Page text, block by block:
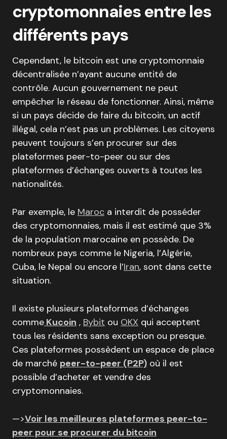
cryptomonnaies entre les
différents pays
Cependant, le bitcoin est une cryptomonnaie
décentralisée n’ayant aucune entité de
contrôle. Aucun gouvernement ne peut
empêcher le réseau de fonctionner. Ainsi, même
si un pays décide de faire du bitcoin, un actif
illégal, cela n’est pas un problèmes. Les citoyens
peuvent toujours s’en procurer sur des
plateformes peer-to-peer ou sur des
plateformes d’échanges ouverts à toutes les
nationalités.
Par exemple, le Maroc a interdit de posséder
des cryptomonnaies, mais il est estimé que 3%
de la population marocaine en possède. De
nombreux pays comme le Nigeria, l’Algérie,
Cuba, le Nepal ou encore l’Iran, sont dans cette
situation.
Il existe plusieurs plateformes d’échanges
comme Kucoin , Bybit ou OKX qui acceptent
tous les résidents sans exception ou presque.
Ces plateformes possèdent un espace de place
de marché peer-to-peer (P2P) où il est
possible d’acheter et vendre des
cryptomonnaies.
—>Voir les meilleures plateformes peer-to-
peer pour se procurer du bitcoin